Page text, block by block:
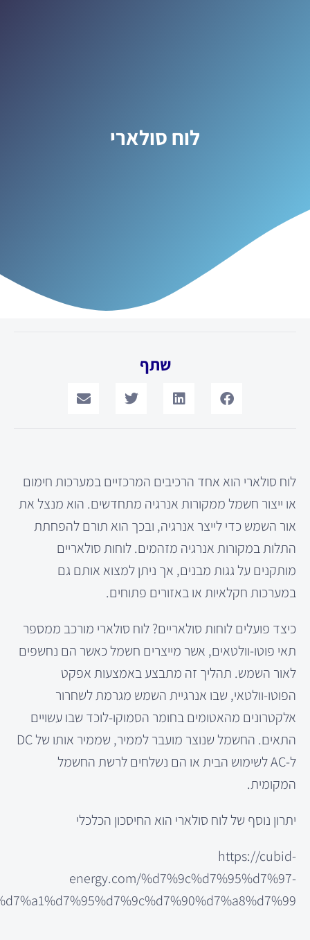
לוח סולארי
שתף
לוח סולארי הוא אחד הרכיבים המרכזיים במערכות חימום
או ייצור חשמל ממקורות אנרגיה מתחדשים. הוא מנצל את
אור השמש כדי לייצר אנרגיה, ובכך הוא תורם להפחתת
התלות במקורות אנרגיה מזהמים. לוחות סולאריים
מותקנים על גגות מבנים, אך ניתן למצוא אותם גם
במערכות חקלאיות או באזורים פתוחים.
כיצד פועלים לוחות סולאריים? לוח סולארי מורכב ממספר
תאי פוטו-וולטאים, אשר מייצרים חשמל כאשר הם נחשפים
לאור השמש. תהליך זה מתבצע באמצעות אפקט
הפוטו-וולטאי, שבו אנרגיית השמש מגרמת לשחרור
אלקטרונים מהאטומים בחומר הסמוקו-לוכד שבו עשויים
התאים. החשמל שנוצר מועבר לממיר, שממיר אותו של DC
ל-AC לשימוש הבית או הם נשלחים לרשת החשמל
המקומית.
יתרון נוסף של לוח סולארי הוא החיסכון הכלכלי
https://cubid-
energy.com/%d7%9c%d7%95%d7%97-
%d7%a1%d7%95%d7%9c%d7%90%d7%a8%d7%99/